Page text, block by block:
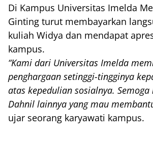
Di Kampus Universitas Imelda
Ginting turut membayarkan
kuliah Widya dan mendapat
kampus.
“Kami dari Universitas Imelda
penghargaan setinggi-tingginya
atas kepedulian sosialnya.
Dahnil lainnya yang mau
ujar seorang karyawati kampus.